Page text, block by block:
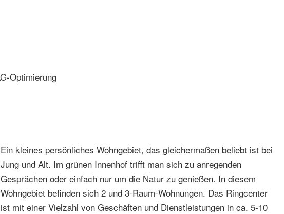
Ein kleines persönliches Wohngebiet, das gleichermaßen beliebt ist bei
Jung und Alt. Im grünen Innenhof trifft man sich zu anregenden
Gesprächen oder einfach nur um die Natur zu genießen. In diesem
Wohngebiet befinden sich 2 und 3-Raum-Wohnungen. Das Ringcenter
ist mit einer Vielzahl von Geschäften und Dienstleistungen in ca. 5-10